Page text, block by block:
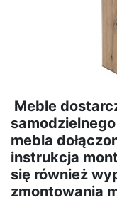
drewniane
Komody
Komody
Meble
mebla
instrukcja
się również
zmontowania